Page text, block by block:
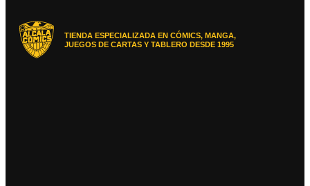
TIENDA ESPECIALIZADA EN CÓMICS, MANGA,
JUEGOS DE CARTAS Y TABLERO DESDE 1995